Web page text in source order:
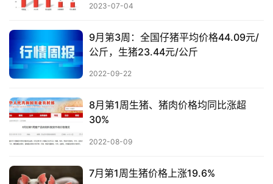
2023-07-04
9月第3周：全国仔猪平均价格44.09元/
公斤，生猪23.44元/公斤
2022-09-22
8月第1周生猪、猪肉价格均同比涨超
30%
2022-08-09
7月第1周生猪价格上涨19.6%